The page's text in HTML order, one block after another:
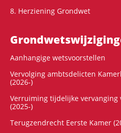
8. Herziening Grondwet
Aanhangige wetsvoorstellen
Vervolging ambtsdelicten
(2026-)
Verruiming tijdelijke vervanging
(2025-)
Terugzendrecht Eerste Kamer